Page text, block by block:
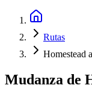
Rutas
Homestead
Mudanza de